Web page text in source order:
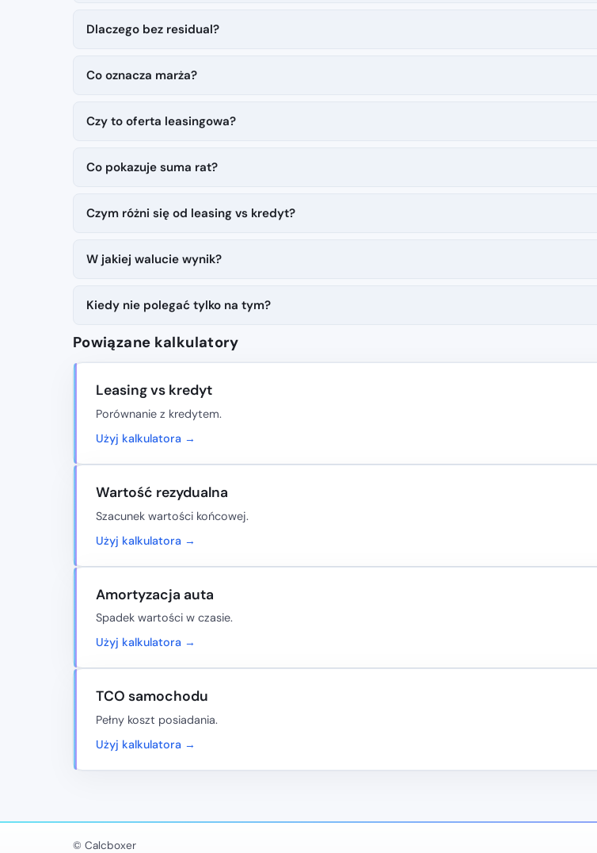
Dlaczego bez residual?
Co oznacza marża?
Czy to oferta leasingowa?
Co pokazuje suma rat?
Czym różni się od leasing vs kredyt?
W jakiej walucie wynik?
Kiedy nie polegać tylko na tym?
Powiązane kalkulatory
Leasing vs kredyt
Porównanie z kredytem.
Użyj kalkulatora →
Wartość rezydualna
Szacunek wartości końcowej.
Użyj kalkulatora →
Amortyzacja auta
Spadek wartości w czasie.
Użyj kalkulatora →
TCO samochodu
Pełny koszt posiadania.
Użyj kalkulatora →
© Calcboxer